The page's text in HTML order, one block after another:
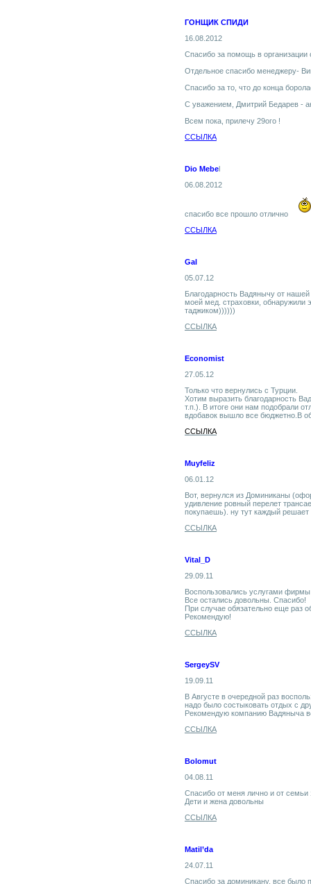
ГОНЩИК СПИДИ
16.08.2012
Спасибо за помощь в организации
Отдельное спасибо менеджеру-
Спасибо за то, что до конца
С уважением, Дмитрий Бедарев -
Всем пока, прилечу 29ого !
ССЫЛКА
Dio Mebel
06.08.2012
спасибо все прошло отлично
ССЫЛКА
Gal
05.07.12
Благодарность Вадянычу от
моей мед. страховки, обнаружили
таджиком))))))
ССЫЛКА
Economist
27.05.12
Только что вернулись с Турции.
Хотим выразить благодарность
т.п.). В итоге они нам подобрали
вдобавок вышло все бюджетно.В
ССЫЛКА
Muyfeliz
06.01.12
Вот, вернулся из Доминиканы
удивление ровный перелет
покупаешь). ну тут каждый
ССЫЛКА
Vital_D
29.09.11
Воспользовались услугами
Все остались довольны. Спасибо!
При случае обязательно еще раз
Рекомендую!
ССЫЛКА
SergeySV
19.09.11
В Августе в очередной раз
надо было состыковать отдых с
Рекомендую компанию Вадяныча
ССЫЛКА
Bolomut
04.08.11
Спасибо от меня лично и от семьи
Дети и жена довольны
ССЫЛКА
Matil’da
24.07.11
Спасибо за доминикану, все было